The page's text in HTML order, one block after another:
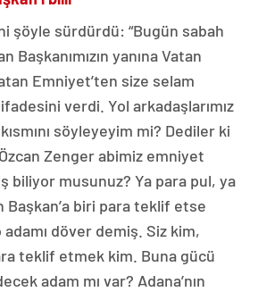
şöyle sürdürdü: “Bugün sabah
Başkanımızın yanına Vatan
Emniyet’ten size selam
verdi. Yol arkadaşlarımız
söyleyeyim mi? Dediler ki
Zenger abimiz emniyet
biliyor musunuz? Ya para pul, ya
Başkan’a biri para teklif etse
adamı döver demiş. Siz kim,
teklif etmek kim. Buna gücü
adam mı var? Adana’nın